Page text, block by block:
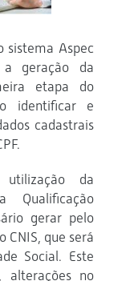
sistema Aspec
a geração da
etapa do
identificar e
cadastrais
da
Qualificação
gerar pelo
CNIS, que será
Social. Este
alterações no